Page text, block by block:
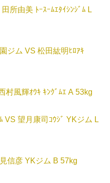
所由美 ﾄｰｽｰﾑｴﾀｲｼﾝｼﾞﾑ L
ジム VS 松田紘明ﾋﾛｱｷ
村風輝ｵｳｷ ｷﾝｸﾞﾑｴ A 53kg
VS 望月康司ｺｳｼﾞ YKジム L
信彦 YKジム B 57kg